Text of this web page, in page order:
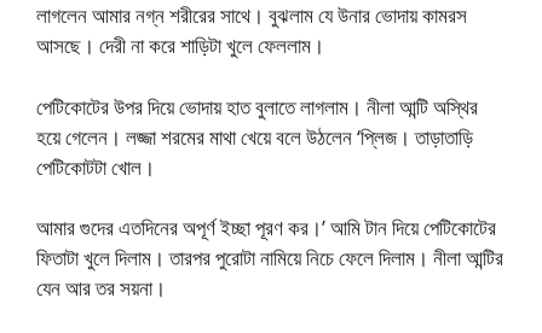
লাগলেন আমার নগ্ন শরীরের সাথে। বুঝলাম যে উনার ভোদায় কামরস
আসছে। দেরী না করে শাড়িটা খুলে ফেললাম।
পেটিকোটের উপর দিয়ে ভোদায় হাত বুলাতে লাগলাম। নীলা আন্টি অস্থির
হয়ে গেলেন। লজ্জা শরমের মাথা খেয়ে বলে উঠলেন ‘প্লিজ। তাড়াতাড়ি
পেটিকোটটা খোল।
আমার গুদের এতদিনের অপূর্ণ ইচ্ছা পূরণ কর।’ আমি টান দিয়ে পেটিকোটের
ফিতাটা খুলে দিলাম। তারপর পুরোটা নামিয়ে নিচে ফেলে দিলাম। নীলা আন্টির
যেন আর তর সয়না।